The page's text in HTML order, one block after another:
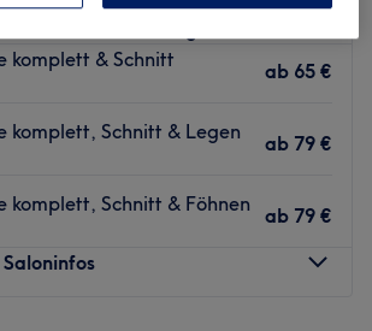
komplett & Schnitt
ab 65 €
komplett, Schnitt & Legen
ab 79 €
komplett, Schnitt & Föhnen
ab 79 €